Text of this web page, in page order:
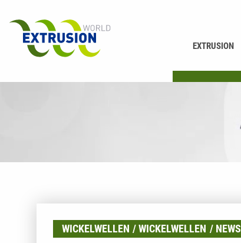
EXTRUSION
WICKELWELLEN WICKELWELLEN NEWS